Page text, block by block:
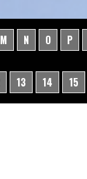
M N O P
13 14 15